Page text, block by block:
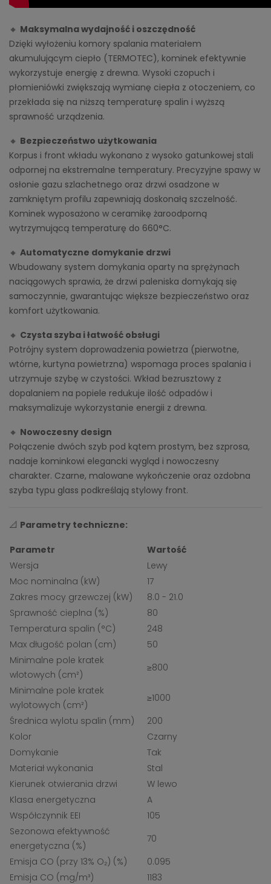
🔸 Maksymalna wydajność i oszczędność
Dzięki wyłożeniu komory spalania materiałem
akumulującym ciepło (TERMOTEC), kominek efektywnie
wykorzystuje energię z drewna. Wysoki czopuch i
płomieniówki zwiększają wymianę ciepła z otoczeniem, co
przekłada się na niższą temperaturę spalin i wyższą
sprawność urządzenia.
🔸 Bezpieczeństwo użytkowania
Korpus i front wkładu wykonano z wysoko gatunkowej stali
odpornej na ekstremalne temperatury. Precyzyjne spawy w
osłonie gazu szlachetnego oraz drzwi osadzone w
zamkniętym profilu zapewniają doskonałą szczelność.
Kominek wyposażono w ceramikę żaroodporną
wytrzymującą temperaturę do 660°C.
🔸 Automatyczne domykanie drzwi
Wbudowany system domykania oparty na sprężynach
naciągowych sprawia, że drzwi paleniska domykają się
samoczynnie, gwarantując większe bezpieczeństwo oraz
komfort użytkowania.
🔸 Czysta szyba i łatwość obsługi
Potrójny system doprowadzenia powietrza (pierwotne,
wtórne, kurtyna powietrzna) wspomaga proces spalania i
utrzymuje szybę w czystości. Wkład bezrusztowy z
dopalaniem na popiele redukuje ilość odpadów i
maksymalizuje wykorzystanie energii z drewna.
🔸 Nowoczesny design
Połączenie dwóch szyb pod kątem prostym, bez szprosa,
nadaje kominkowi elegancki wygląd i nowoczesny
charakter. Czarne, malowane wykończenie oraz ozdobna
szyba typu glass podkreślają stylowy front.
📐 Parametry techniczne:
Parametr
Wartość
Wersja
Lewy
Moc nominalna (kW)
17
Zakres mocy grzewczej (kW)
8.0 - 21.0
Sprawność cieplna (%)
80
Temperatura spalin (°C)
248
Max długość polan (cm)
50
Minimalne pole kratek
wlotowych (cm²)
≥800
Minimalne pole kratek
wylotowych (cm²)
≥1000
Średnica wylotu spalin (mm)
200
Kolor
Czarny
Domykanie
Tak
Materiał wykonania
Stal
Kierunek otwierania drzwi
W lewo
Klasa energetyczna
A
Współczynnik EEI
105
Sezonowa efektywność
energetyczna (%)
70
Emisja CO (przy 13% O₂) (%)
0.095
Emisja CO (mg/m³)
1183